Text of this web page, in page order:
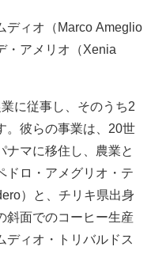
ディオ（Marco Ameglio
・アメリオ（Xenia
に従事し、そのうち2
。彼らの事業は、20世
ナマに移住し、農業と
ドロ・アメグリオ・テ
）と、チリキ県出身
斜面でのコーヒー生産
ディオ・トリバルドス